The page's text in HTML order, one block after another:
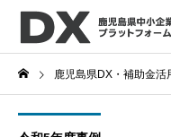
鹿児島県DX・補助金活